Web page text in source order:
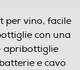
per vino, facile
e cavo